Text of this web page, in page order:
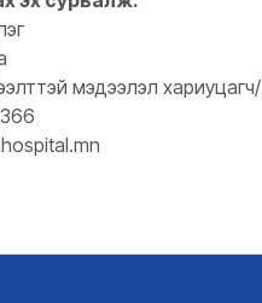
мэдээлэл хариуцагч/